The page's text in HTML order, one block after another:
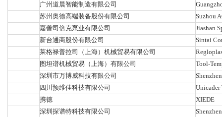
广州道晨智能制造有限公司
苏州奥德高端装备股份有限公司
Suzhou
嘉善司倍克泵业有限公司
Jiashan
新台通商股份有限公司
Sintai
莱格禄普拉司（上海）机械贸易有限公司
图坦谱机械贸易（上海）有限公司
Tool-
深圳市万博威科技有限公司
四川预维佳科技有限公司
Unicader
携德
XIEDE
深圳探谱特科技有限公司